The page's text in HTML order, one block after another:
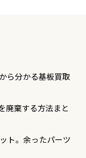
ら分かる基板買取
廃棄する方法まと
ト。余ったパーツ